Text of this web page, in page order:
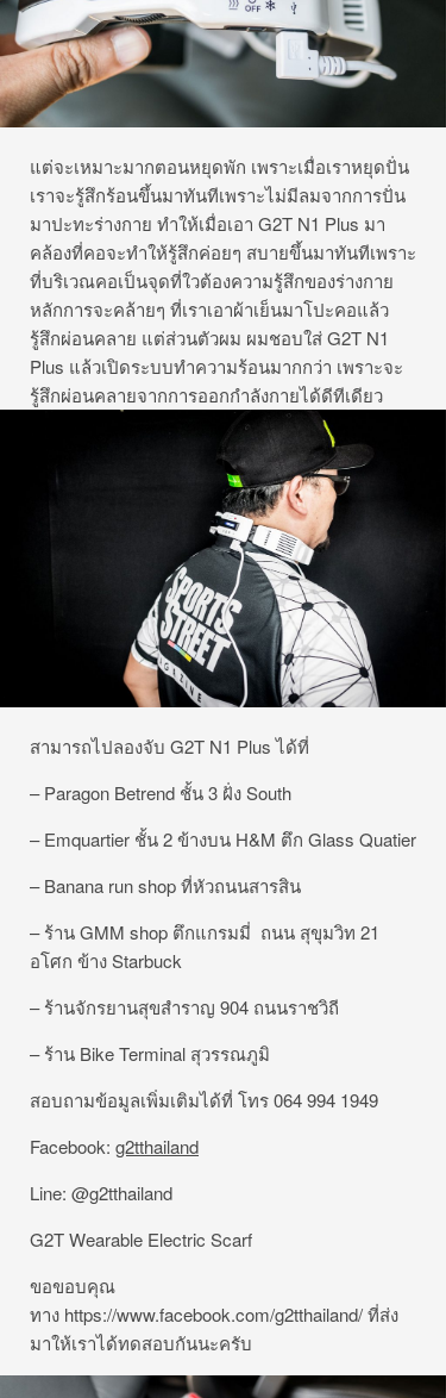
แต่จะเหมาะมากตอนหยุดพัก เพราะเมื่อเราหยุดปั่น
เราจะรู้สึกร้อนขึ้นมาทันทีเพราะไม่มีลมจากการปั่น
มาปะทะร่างกาย ทำให้เมื่อเอา G2T N1 Plus มา
คล้องที่คอจะทำให้รู้สึกค่อยๆ สบายขึ้นมาทันทีเพราะ
ที่บริเวณคอเป็นจุดที่ใวต้องความรู้สึกของร่างกาย
หลักการจะคล้ายๆ ที่เราเอาผ้าเย็นมาโปะคอแล้ว
รู้สึกผ่อนคลาย แต่ส่วนตัวผม ผมชอบใส่ G2T N1
Plus แล้วเปิดระบบทำความร้อนมากกว่า เพราะจะ
รู้สึกผ่อนคลายจากการออกกำลังกายได้ดีทีเดียว
สามารถไปลองจับ G2T N1 Plus ได้ที่
– Paragon Betrend ชั้น 3 ฝั่ง South
– Emquartier ชั้น 2 ข้างบน H&M ตึก Glass Quatier
– Banana run shop ที่หัวถนนสารสิน
– ร้าน GMM shop ตึกแกรมมี่ ถนน สุขุมวิท 21
อโศก ข้าง Starbuck
– ร้านจักรยานสุขสำราญ 904 ถนนราชวิถี
– ร้าน Bike Terminal สุวรรณภูมิ
สอบถามข้อมูลเพิ่มเติมได้ที่ โทร 064 994 1949
Facebook: g2tthailand
Line: @g2tthailand
G2T Wearable Electric Scarf
ขอขอบคุณ
ทาง https://www.facebook.com/g2tthailand/ ที่ส่ง
มาให้เราได้ทดสอบกันนะครับ